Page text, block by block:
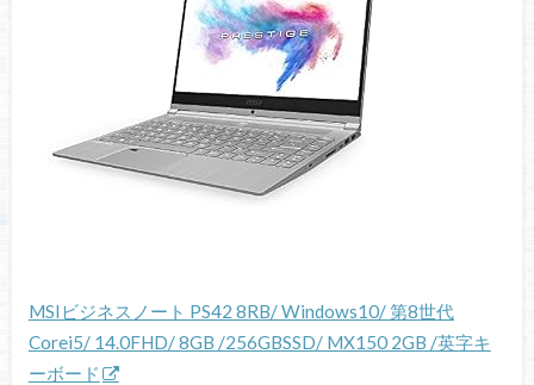
MSIビジネスノート PS42 8RB/ Windows10/ 第8世代
Corei5/ 14.0FHD/ 8GB /256GBSSD/ MX150 2GB /英字キ
ーボード